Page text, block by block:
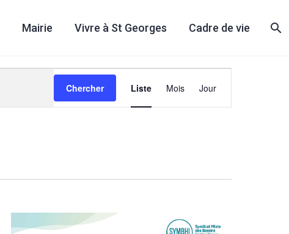
Mairie Vivre à St Georges Cadre de vie
Chercher
de
vues
Liste Mois Jour